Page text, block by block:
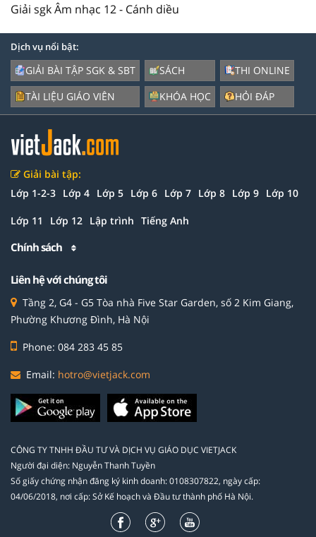
Giải sgk Âm nhạc 12 - Cánh diều
Dịch vụ nổi bật:
GIẢI BÀI TẬP SGK & SBT
TÀI LIỆU GIÁO VIÊN
SÁCH
KHÓA HỌC
THI ONLINE
HỎI ĐÁP
Giải bài tập:
Lớp 1-2-3 Lớp 4 Lớp 5 Lớp 6 Lớp 7 Lớp 8 Lớp 9 Lớp 10
Lớp 11 Lớp 12 Lập trình Tiếng Anh
Chính sách
Liên hệ với chúng tôi
Tầng 2, G4 - G5 Tòa nhà Five Star Garden, số 2 Kim Giang,
Phường Khương Đình, Hà Nội
Phone: 084 283 45 85
Email: hotro@vietjack.com
CÔNG TY TNHH ĐẦU TƯ VÀ DỊCH VỤ GIÁO DỤC VIETJACK
Người đại diện: Nguyễn Thanh Tuyền
Số giấy chứng nhận đăng ký kinh doanh: 0108307822, ngày cấp:
04/06/2018, nơi cấp: Sở Kế hoạch và Đầu tư thành phố Hà Nội.